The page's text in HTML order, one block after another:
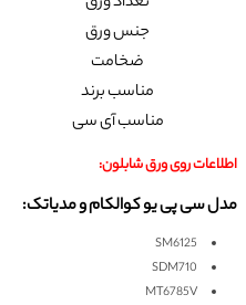
جنس ورق
ضخامت
مناسب برند
مناسب آی سی
اطلاعات روی ورق شابلون:
مدل سی پی یو کوالکام و مدیاتک:
SM6125
SDM710
MT6785V